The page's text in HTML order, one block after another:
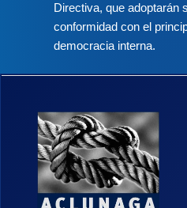
Directiva, que adoptarán
conformidad con el
democracia interna.